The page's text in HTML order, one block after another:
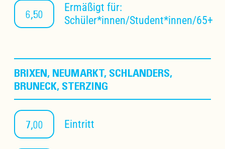
6,50
Ermäßigt für:
Schüler*innen/Student*innen/65+
BRIXEN, NEUMARKT, SCHLANDERS,
BRUNECK, STERZING
7,00 Eintritt